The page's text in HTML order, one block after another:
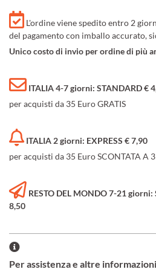
L'ordine viene spedito entro 2
del pagamento con imballo accurato,
Unico costo di invio per ordine di più
ITALIA 4-7 giorni: STANDARD €
per acquisti da 35 Euro GRATIS
ITALIA 2 giorni: EXPRESS € 7,90
per acquisti da 35 Euro SCONTATA A
RESTO DEL MONDO 7-21
8,50
Per assistenza e altre